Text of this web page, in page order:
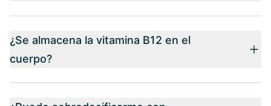
¿Se almacena la vitamina B12 en el
cuerpo?